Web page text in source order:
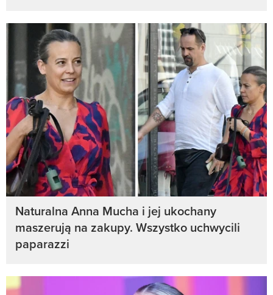
Naturalna Anna Mucha i jej ukochany
maszerują na zakupy. Wszystko uchwycili
paparazzi